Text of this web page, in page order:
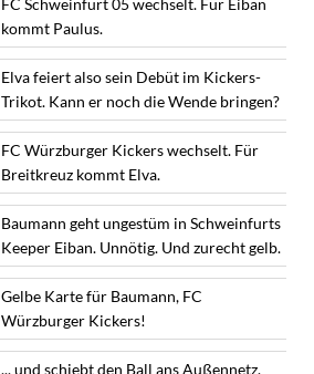
FC Schweinfurt 05 wechselt. Für Eiban
kommt Paulus.
Elva feiert also sein Debüt im Kickers-
Trikot. Kann er noch die Wende bringen?
FC Würzburger Kickers wechselt. Für
Breitkreuz kommt Elva.
Baumann geht ungestüm in Schweinfurts
Keeper Eiban. Unnötig. Und zurecht gelb.
Gelbe Karte für Baumann, FC
Würzburger Kickers!
... und schiebt den Ball ans Außennetz.